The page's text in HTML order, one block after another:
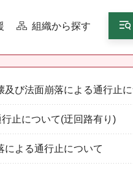
組織から探す
び法面崩落による通行止
止について(迂回路有り)
による通行止について